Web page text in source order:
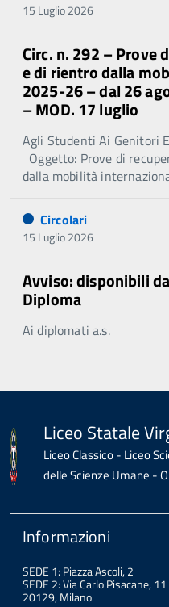
15 Luglio 2026
Circ. n. 292 – Prove
e di rientro dalla
2025-26 – dal 26
– MOD. 17 luglio
Agli Studenti Ai Genitori
Oggetto: Prove di
dalla mobilità
Circolari
15 Luglio 2026
Avviso: disponibili
Diploma
Ai diplomati a.s.
Liceo Statale
Liceo Classico - Liceo
delle Scienze Umane -
Informazioni
SEDE 1: Piazza Ascoli, 2
SEDE 2: Via Carlo Pisacane, 11
20129, Milano